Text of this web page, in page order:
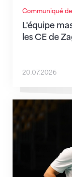
Communiqué
L'équipe
les CE de
20.07.2026
Christopher